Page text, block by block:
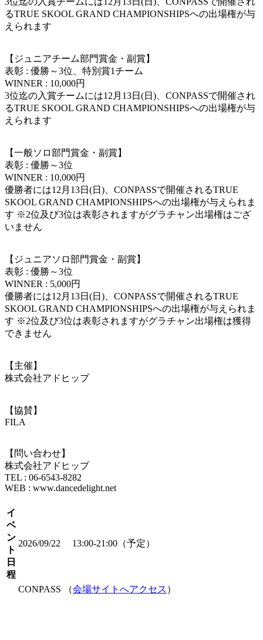
るTRUE SKOOL GRAND CHAMPIONSHIPSへの出場権が与
えられます
【ジュニアチーム部門賞金・副賞】
表彰 : 優勝～3位、特別賞1チーム
WINNER : 10,000円
3位迄の入賞チームには12月13日(日)、CONPASSで開催され
るTRUE SKOOL GRAND CHAMPIONSHIPSへの出場権が与
えられます
【一般ソロ部門賞金・副賞】
表彰 : 優勝～3位
WINNER : 10,000円
優勝者には12月13日(日)、CONPASSで開催されるTRUE
SKOOL GRAND CHAMPIONSHIPSへの出場権が与えられま
す ※2位及び3位は表彰されますがグラチャン出場権はござ
いません
【ジュニアソロ部門賞金・副賞】
表彰 : 優勝～3位
WINNER : 5,000円
優勝者には12月13日(日)、CONPASSで開催されるTRUE
SKOOL GRAND CHAMPIONSHIPSへの出場権が与えられま
す ※2位及び3位は表彰されますがグラチャン出場権は獲得
できません
【主催】
株式会社アドヒップ
【協賛】
FILA
【問い合わせ】
株式会社アドヒップ
TEL : 06-6543-8282
WEB : www.dancedelight.net
イ
ベ
ン
ト
日
程
2026/09/22 13:00-21:00（予定）
CONPASS （会場サイトへアクセス ）